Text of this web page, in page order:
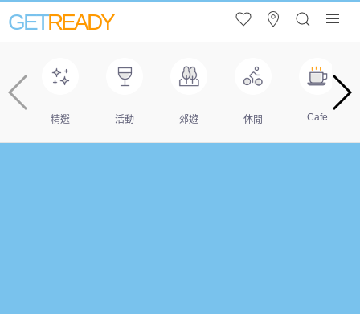
GETREADY
精選 活動 郊遊 休閒 Cafe